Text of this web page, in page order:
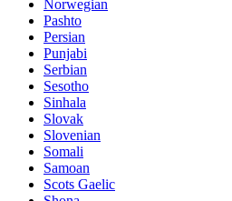
Norwegian
Pashto
Persian
Punjabi
Serbian
Sesotho
Sinhala
Slovak
Slovenian
Somali
Samoan
Scots Gaelic